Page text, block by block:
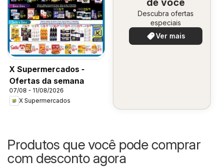
X Supermercados -
Ofertas da semana
07/08 - 11/08/2026
X Supermercados
Descubra ofertas
especiais
Ver mais
Produtos que você pode comprar
com desconto agora